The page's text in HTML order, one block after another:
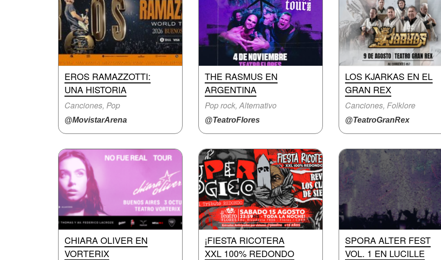
EROS RAMAZZOTTI:
UNA HISTORIA
Canciones, Pop
@MovistarArena
THE RASMUS EN
ARGENTINA
Pop rock, Alternativo
@TeatroFlores
LOS KJARKAS EN EL
GRAN REX
Canciones, Folklore
@TeatroGranRex
CHIARA OLIVER EN
VORTERIX
¡FIESTA RICOTERA
XXL 100% REDONDO
SPORA ALTER FEST
VOL. 1 EN LUCILLE